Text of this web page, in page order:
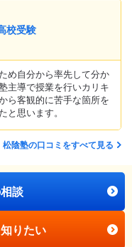
校受験
め自分から率先して分か
主導で授業を行いカリキ
ら客観的に苦手な箇所を
思います。
松陰塾の口コミをすべて見る
談
りたい